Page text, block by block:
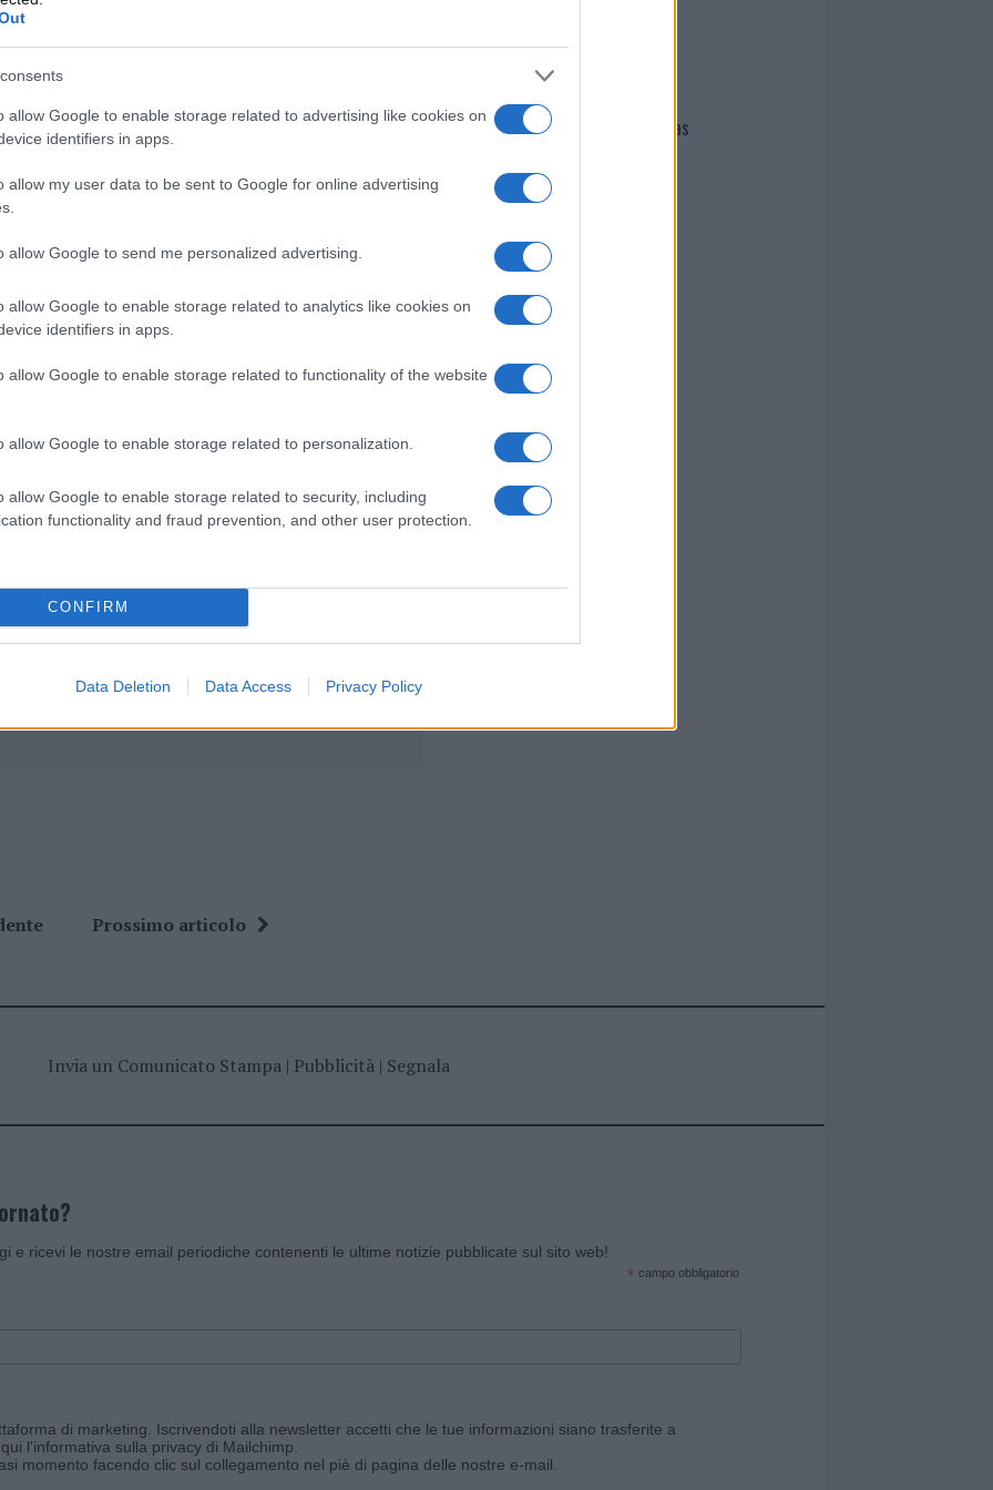
allow Google to enable storage related to advertising like cookies on
identifiers in apps.
allow my user data to be sent to Google for online advertising
allow Google to send me personalized advertising.
allow Google to enable storage related to analytics like cookies on
identifiers in apps.
allow Google to enable storage related to functionality of the website
allow Google to enable storage related to personalization.
allow Google to enable storage related to security, including
functionality and fraud prevention, and other user protection.
CONFIRM
Data Deletion Data Access Privacy Policy
cliccandoqui
nella sezioneLogindal menù del sito o
Olbia
i tuoi video e le tue foto
+39 345 356 7512
di GalluraOggi.it
news da
Prossimo articolo
Giovannimaria Cabras
Invia un Comunicato Stampa| Pubblicità| Segnala
e ricevi le nostre email periodiche contenenti le ultime notizie pubblicate sul sito web!
* campo obbligatorio
di marketing. Iscrivendoti alla newsletter accetti che le tue informazioni siano trasferite a
l'informativa sulla privacy di Mailchimp
momento facendo clic sul collegamento nel piè di pagina delle nostre e-mail.